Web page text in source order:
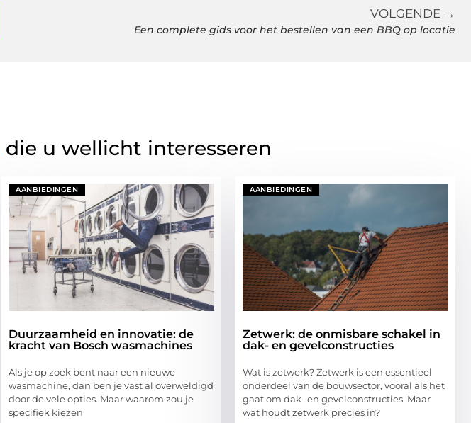
VOLGENDE →
Een complete gids voor het bestellen van een BBQ op locatie
die u wellicht interesseren
AANBIEDINGEN
Duurzaamheid en innovatie: de
kracht van Bosch wasmachines
Als je op zoek bent naar een nieuwe
wasmachine, dan ben je vast al overweldigd
door de vele opties. Maar waarom zou je
specifiek kiezen
AANBIEDINGEN
Zetwerk: de onmisbare schakel in
dak- en gevelconstructies
Wat is zetwerk? Zetwerk is een essentieel
onderdeel van de bouwsector, vooral als het
gaat om dak- en gevelconstructies. Maar
wat houdt zetwerk precies in?